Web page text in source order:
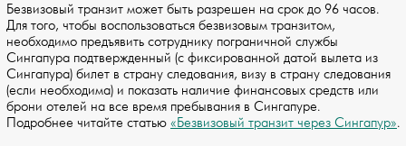
Безвизовый транзит может быть разрешен на срок до 96 часов.
Для того, чтобы воспользоваться безвизовым транзитом,
необходимо предъявить сотруднику пограничной службы
Сингапура подтвержденный (с фиксированной датой вылета из
Сингапура) билет в страну следования, визу в страну следования
(если необходима) и показать наличие финансовых средств или
брони отелей на все время пребывания в Сингапуре.
Подробнее читайте статью «Безвизовый транзит через Сингапур».